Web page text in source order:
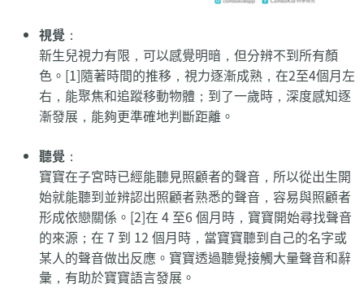
視覺 ：
新生兒視力有限，可以感覺明暗，但分辨不到所有顏
色。[1]隨著時間的推移，視力逐漸成熟，在2至4個月左
右，能聚焦和追蹤移動物體；到了一歲時，深度感知逐
漸發展，能夠更準確地判斷距離。
聽覺 ：
寶寶在子宮時已經能聽見照顧者的聲音，所以從出生開
始就能聽到並辨認出照顧者熟悉的聲音，容易與照顧者
形成依戀關係。[2]在 4 至6 個月時，寶寶開始尋找聲音
的來源；在 7 到 12 個月時，當寶寶聽到自己的名字或
某人的聲音做出反應。寶寶透過聽覺接觸大量聲音和辭
彙，有助於寶寶語言發展。